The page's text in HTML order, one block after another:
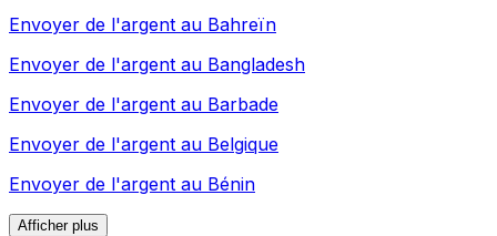
Envoyer de l'argent au Bahreïn
Envoyer de l'argent au Bangladesh
Envoyer de l'argent au Barbade
Envoyer de l'argent au Belgique
Envoyer de l'argent au Bénin
Afficher plus